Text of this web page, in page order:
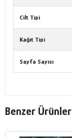
Cilt Tipi
Kağıt Tipi
Sayfa Sayısı
Benzer Ürünler